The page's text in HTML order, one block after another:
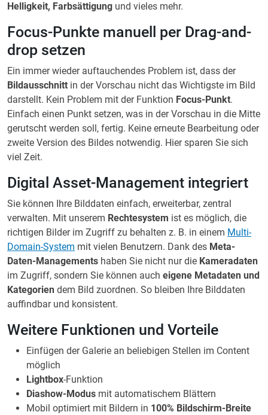
Helligkeit, Farbsättigung und vieles mehr.
Focus-Punkte manuell per Drag-and-
drop setzen
Ein immer wieder auftauchendes Problem ist, dass der
Bildausschnitt in der Vorschau nicht das Wichtigste im Bild
darstellt. Kein Problem mit der Funktion Focus-Punkt.
Einfach einen Punkt setzen, was in der Vorschau in die Mitte
gerutscht werden soll, fertig. Keine erneute Bearbeitung oder
zweite Version des Bildes notwendig. Hier sparen Sie sich
viel Zeit.
Digital Asset-Management integriert
Sie können Ihre Bilddaten einfach, erweiterbar, zentral
verwalten. Mit unserem Rechtesystem ist es möglich, die
richtigen Bilder im Zugriff zu behalten z. B. in einem Multi-
Domain-System mit vielen Benutzern. Dank des Meta-
Daten-Managements haben Sie nicht nur die Kameradaten
im Zugriff, sondern Sie können auch eigene Metadaten und
Kategorien dem Bild zuordnen. So bleiben Ihre Bilddaten
auffindbar und konsistent.
Weitere Funktionen und Vorteile
Einfügen der Galerie an beliebigen Stellen im Content
möglich
Lightbox-Funktion
Diashow-Modus mit automatischem Blättern
Mobil optimiert mit Bildern in 100% Bildschirm-Breite